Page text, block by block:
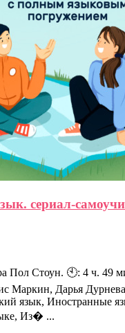
сериал-
Пол Стоун. 🕙: 4 ч. 49
Маркин, Дарья
язык, Иностранные
Из� ...